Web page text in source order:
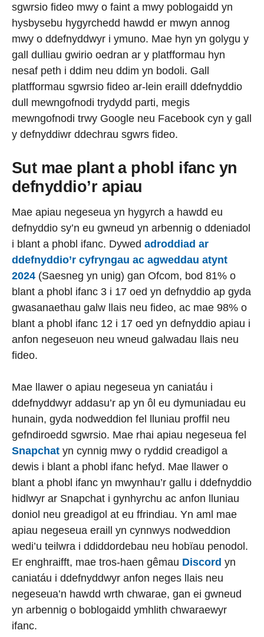
sgwrsio fideo mwy o faint a mwy poblogaidd yn
hysbysebu hygyrchedd hawdd er mwyn annog
mwy o ddefnyddwyr i ymuno. Mae hyn yn golygu y
gall dulliau gwirio oedran ar y platfformau hyn
nesaf peth i ddim neu ddim yn bodoli. Gall
platfformau sgwrsio fideo ar-lein eraill ddefnyddio
dull mewngofnodi trydydd parti, megis
mewngofnodi trwy Google neu Facebook cyn y gall
y defnyddiwr ddechrau sgwrs fideo.
Sut mae plant a phobl ifanc yn
defnyddio’r apiau
Mae apiau negeseua yn hygyrch a hawdd eu
defnyddio sy’n eu gwneud yn arbennig o ddeniadol
i blant a phobl ifanc. Dywed adroddiad ar
ddefnyddio’r cyfryngau ac agweddau atynt
2024 (Saesneg yn unig) gan Ofcom, bod 81% o
blant a phobl ifanc 3 i 17 oed yn defnyddio ap gyda
gwasanaethau galw llais neu fideo, ac mae 98% o
blant a phobl ifanc 12 i 17 oed yn defnyddio apiau i
anfon negeseuon neu wneud galwadau llais neu
fideo.
Mae llawer o apiau negeseua yn caniatáu i
ddefnyddwyr addasu’r ap yn ôl eu dymuniadau eu
hunain, gyda nodweddion fel lluniau proffil neu
gefndiroedd sgwrsio. Mae rhai apiau negeseua fel
Snapchat yn cynnig mwy o ryddid creadigol a
dewis i blant a phobl ifanc hefyd. Mae llawer o
blant a phobl ifanc yn mwynhau’r gallu i ddefnyddio
hidlwyr ar Snapchat i gynhyrchu ac anfon lluniau
doniol neu greadigol at eu ffrindiau. Yn aml mae
apiau negeseua eraill yn cynnwys nodweddion
wedi’u teilwra i ddiddordebau neu hobïau penodol.
Er enghraifft, mae tros-haen gêmau Discord yn
caniatáu i ddefnyddwyr anfon neges llais neu
negeseua’n hawdd wrth chwarae, gan ei gwneud
yn arbennig o boblogaidd ymhlith chwaraewyr
ifanc.